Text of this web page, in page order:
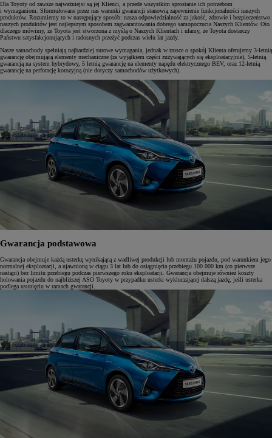
Dla Toyoty od zawsze najważniejsi są jej Klienci, a przede wszystkim sprostanie ich potrzebom
i wymaganiom. Sformułowane przez nas warunki gwarancji stanowią zapewnienie funkcjonalności naszych
produktów. Rozumiemy to w następujący sposób: nasza odpowiedzialność za jakość, zdrowie i bezpieczeństwo
naszych produktów jest najlepszym sposobem zagwarantowania dobrego samopoczucia Naszych Klientów. Oto
dlaczego mówimy, że Toyota jest stworzona z myślą o Naszych Klientach i ufamy, że Toyota dostarczy
Państwu satysfakcjonujących i radosnych przeżyć podczas wielu lat jazdy.
Nasze samochody spełniają najbardziej surowe wymagania, jednak w trosce o spokój Klienta oferujemy 3-letnią
gwarancję obejmującą elementy mechaniczne (za wyjątkiem części zużywających się eksploatacyjnie), 5-letnią
gwarancją na system hybrydowy, 5 letnią gwarancję na elementy napędu elektrycznego BEV, oraz 12-letnią
gwarancję na perforację korozyjną (nie dotyczy samochodów użytkowych).
Gwarancja podstawowa
Gwarancja obejmuje każdą usterkę wynikającą z wadliwej produkcji lub montażu pojazdu, pod warunkiem jego
normalnej eksploatacji, a ujawnioną w ciągu 3 lat lub do osiągnięcia przebiegu 100 000 km (co pierwsze
nastąpi) bez limitu przebiegu podczas pierwszego roku eksploatacji. Gwarancja obejmuje również koszty
holowania pojazdu do najbliższej ASO Toyoty w przypadku usterki wykluczającej dalszą jazdę, jeśli usterka
podlega usunięciu w ramach gwarancji.